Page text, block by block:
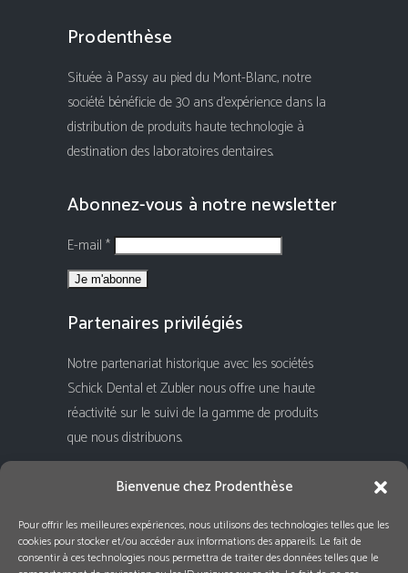
Bienvenue chez Prodenthèse
Pour offrir les meilleures expériences, nous utilisons des technologies telles que les
cookies pour stocker et/ou accéder aux informations des appareils. Le fait de
consentir à ces technologies nous permettra de traiter des données telles que le
Prodenthèse
Située à Passy au pied du Mont-Blanc, notre
société bénéficie de 30 ans d'expérience dans la
distribution de produits haute technologie à
destination des laboratoires dentaires.
Abonnez-vous à notre newsletter
E-mail *
Partenaires privilégiés
Notre partenariat historique avec les sociétés
Schick Dental et Zubler nous offre une haute
réactivité sur le suivi de la gamme de produits
que nous distribuons.
Rejoignez-nous !